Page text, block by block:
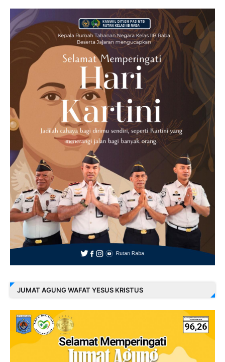
JUMAT AGUNG WAFAT YESUS KRISTUS